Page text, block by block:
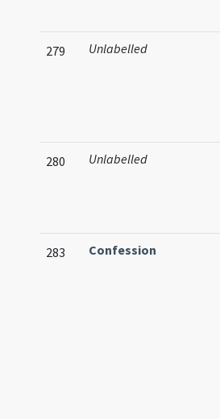
279 Unlabelled
280 Unlabelled
283 Confession